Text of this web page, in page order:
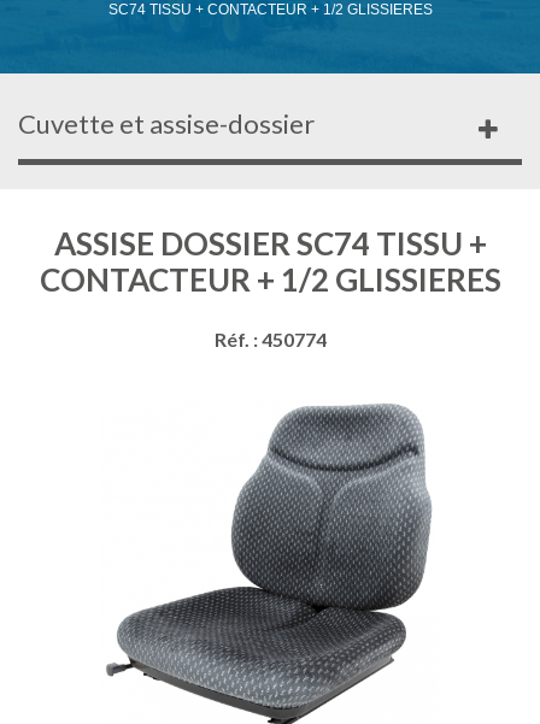
SC74 TISSU + CONTACTEUR + 1/2 GLISSIERES
Cuvette et assise-dossier
ASSISE DOSSIER SC74 TISSU +
CONTACTEUR + 1/2 GLISSIERES
Réf. : 450774